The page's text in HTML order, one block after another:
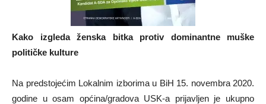
Kako izgleda ženska bitka protiv dominantne muške
političke kulture
Na predstojećim Lokalnim izborima u BiH 15. novembra 2020.
godine u osam općina/gradova USK-a prijavljen je ukupno